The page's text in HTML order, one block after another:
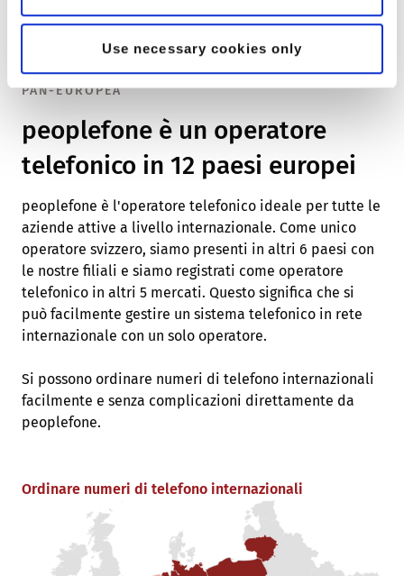
Use necessary cookies only
PAN-EUROPEA
peoplefone è un operatore
telefonico in 12 paesi europei
peoplefone è l'operatore telefonico ideale per tutte le
aziende attive a livello internazionale. Come unico
operatore svizzero, siamo presenti in altri 6 paesi con
le nostre filiali e siamo registrati come operatore
telefonico in altri 5 mercati. Questo significa che si
può facilmente gestire un sistema telefonico in rete
internazionale con un solo operatore.
Si possono ordinare numeri di telefono internazionali
facilmente e senza complicazioni direttamente da
peoplefone.
Ordinare numeri di telefono internazionali